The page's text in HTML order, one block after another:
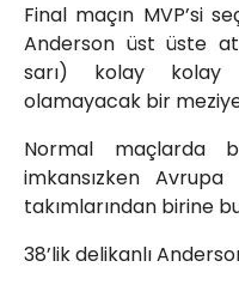
Final maçın MVP’si
Anderson üst üste
sarı) kolay kolay
olamayacak bir
Normal maçlarda
imkansızken
takımlarından birine
38’lik delikanlı